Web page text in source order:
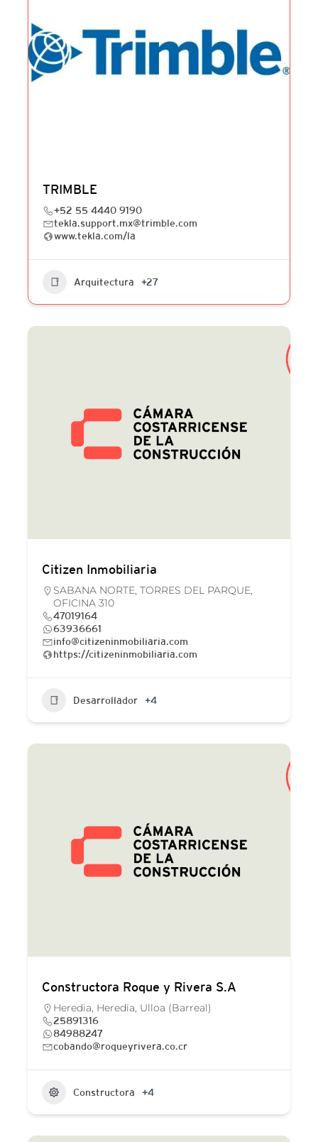
TRIMBLE
+52 55 4440 9190
tekla.support.mx@trimble.com
www.tekla.com/la
Arquitectura +27
Citizen Inmobiliaria
SABANA NORTE, TORRES DEL PARQUE,
OFICINA 310
47019164
63936661
info@citizeninmobiliaria.com
https://citizeninmobiliaria.com
Desarrollador +4
Constructora Roque y Rivera S.A
Heredia, Heredia, Ulloa (Barreal)
25891316
84988247
cobando@roqueyrivera.co.cr
Constructora +4